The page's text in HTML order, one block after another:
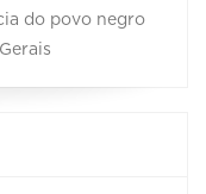
do povo negro